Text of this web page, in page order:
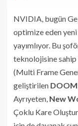
NVIDIA, bugün
optimize eden
yayımlıyor. Bu
teknolojisine sahip
(Multi Frame
geliştirilen
Ayrıyeten, New
Çoklu Kare